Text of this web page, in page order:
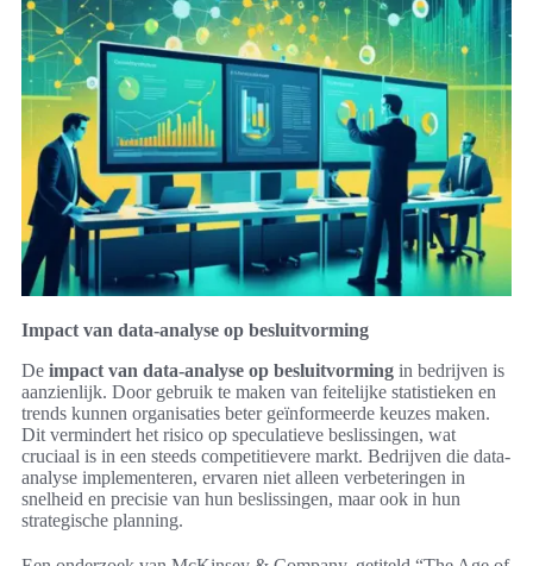
Impact van data-analyse op besluitvorming
De impact van data-analyse op besluitvorming in bedrijven is
aanzienlijk. Door gebruik te maken van feitelijke statistieken en
trends kunnen organisaties beter geïnformeerde keuzes maken.
Dit vermindert het risico op speculatieve beslissingen, wat
cruciaal is in een steeds competitievere markt. Bedrijven die data-
analyse implementeren, ervaren niet alleen verbeteringen in
snelheid en precisie van hun beslissingen, maar ook in hun
strategische planning.